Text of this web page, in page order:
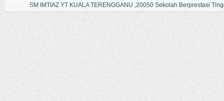
SM IMTIAZ YT KUALA TERENGGANU ,20050 Sekolah Berprestasi